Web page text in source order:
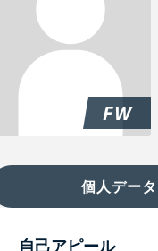
FW
個人データ
自己アピール